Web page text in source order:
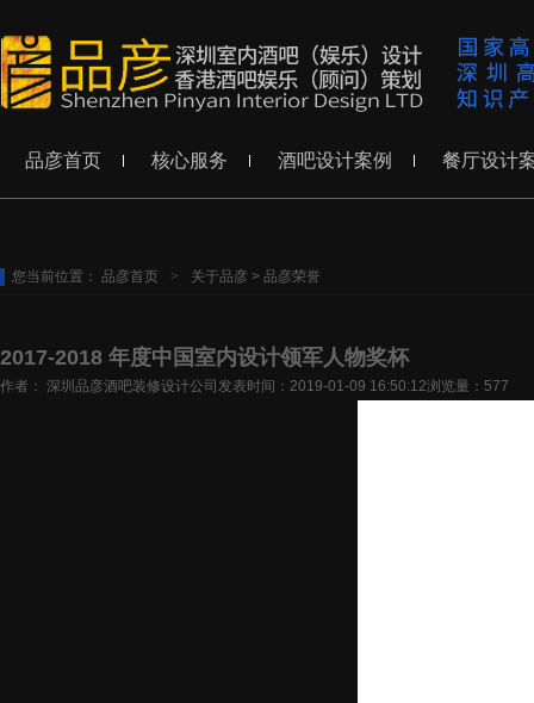
品彦首页 核心服务 酒吧设计案例 餐厅设计
您当前位置： 品彦首页 > 关于品彦 > 品彦荣誉
2017-2018 年度中国室内设计领军人物奖杯
作者： 深圳品彦酒吧装修设计公司 发表时间：2019-01-09 16:50:12浏览量：577